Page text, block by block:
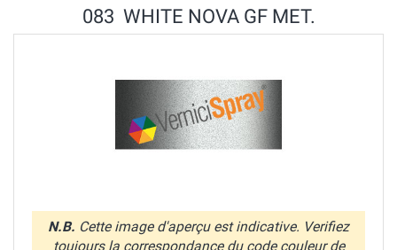
083 WHITE NOVA GF MET.
N.B. Cette image d'aperçu est indicative. Verifiez
toujours la correspondance du code couleur de